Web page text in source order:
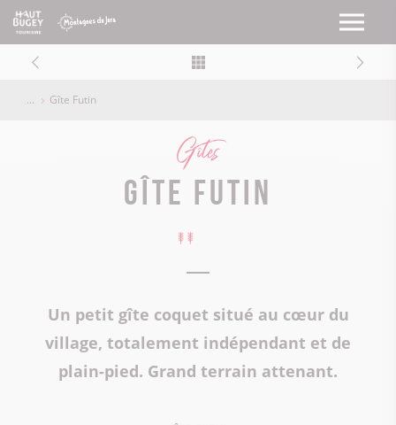
Gîte Futin
Gîtes
Gîte Futin
Un petit gîte coquet situé au cœur du
village, totalement indépendant et de
plain-pied. Grand terrain attenant.